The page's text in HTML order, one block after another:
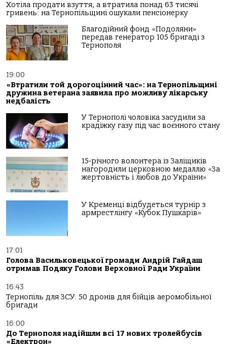
Хотіла продати взуття, а втратила понад 63 тисячі
гривень: на Тернопільщині ошукали пенсіонерку
Благодійний фонд «Подоляни»
передав генератор 105 бригаді з
Тернополя
19:00
«Втратили той дорогоцінний час»: на Тернопільщині
дружина ветерана заявила про можливу лікарську
недбалість
У Тернополі чоловіка засудили за
крадіжку газу під час воєнного стану
15-річного волонтера із Заліщиків
нагородили церковною медаллю «За
жертовність і любов до України»
У Кременці відбудеться турнір з
армрестлінгу «Кубок Пушкарів»
17:01
Голова Васильковецької громади Андрій Гайдаш
отримав Подяку Голови Верховної Ради України
16:43
Тернопіль для ЗСУ: 50 дронів для бійців аеромобільної
бригади
16:00
До Тернополя надійшли всі 17 нових тролейбусів
«Електрон»